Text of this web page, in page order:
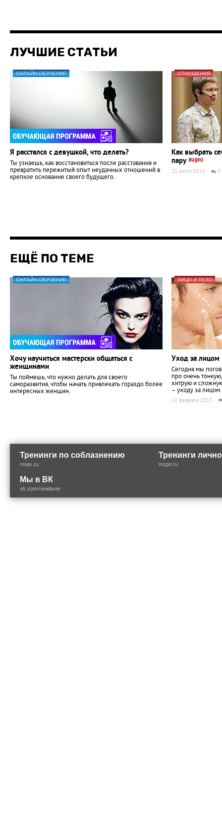
ЛУЧШИЕ СТАТЬИ
ОНЛАЙН-ОБУЧЕНИЕ
Я расстался с девушкой, что делать?
Ты узнаешь, как восстановиться после расставания и
превратить пережитый опыт неудачных отношений в
крепкое основание своего будущего.
ОТНОШЕНИЯ
Как выбрать
пару
21 июля 2014 0
ЕЩЁ ПО ТЕМЕ
ОНЛАЙН-ОБУЧЕНИЕ
Хочу научиться мастерски общаться с
женщинами
Ты поймешь, что нужно делать для своего
саморазвития, чтобы начать привлекать гораздо более
интересных женщин.
ЛИЦО И ТЕЛО
Уход за лицом
Сегодня мы
про очень тонкую,
хитрую и
– уходу за лицом.
12 февраля 2013
Тренинги по соблазнению
rmes.ru
Тренинги
mcpir.ru
Мы в ВК
vk.com/newlover